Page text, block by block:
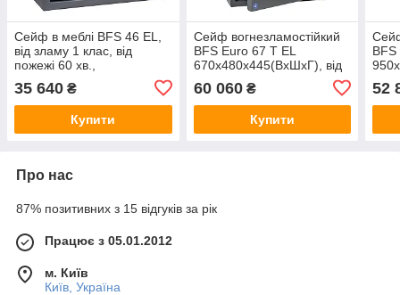
Сейф в меблі BFS 46 EL,
від зламу 1 клас, від
пожежі 60 хв.,
460х440х440 (ВхШхГ), з
електронним замком
35 640 ₴
Купити
Сейф вогнезламостійкий
BFS Euro 67 T EL
670х480х445(ВхШхГ), від
зламу 2 клас, від вогню 60
хв., з електронним замком
60 060₴
Купити
BFS
хв.,
52
Про нас
87% позитивних з 15 відгуків за рік
Працює з 05.01.2012
м. Київ
Київ, Україна